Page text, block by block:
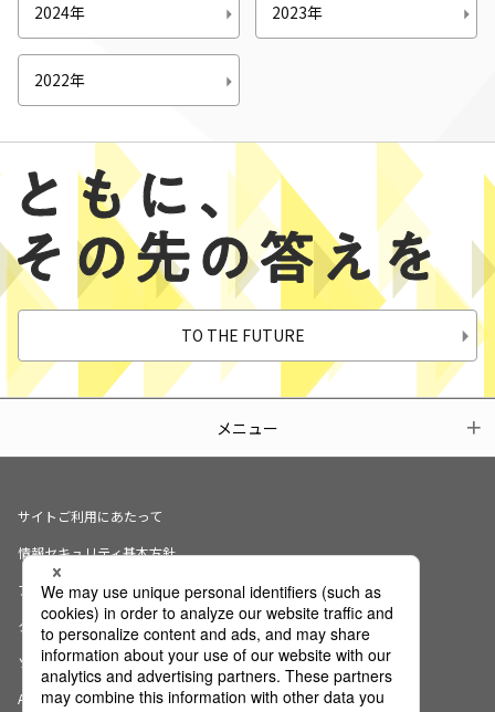
2024年 2023年
2022年
TO THE FUTURE
メニュー
サイトご利用にあたって
情報セキュリティ基本方針
プライバシーポリシー
クッキーの使用について
ソーシャルメディアポリシー
AI倫理宣言